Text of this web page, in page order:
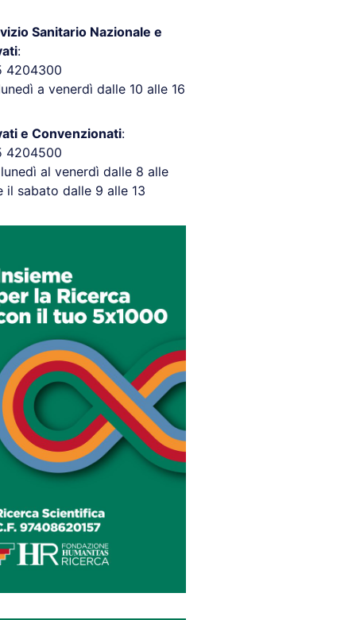
Sanitario Nazionale e
:
4204300
a venerdì dalle 10 alle 16
e Convenzionati:
4204500
al venerdì dalle 8 alle
il sabato dalle 9 alle 13